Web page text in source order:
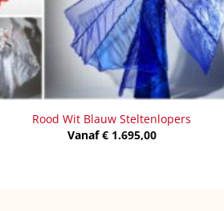
Rood Wit Blauw Steltenlopers
Vanaf€1.695,00